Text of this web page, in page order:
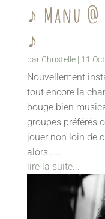
♪ Manu
♪
par Christelle| 11
Nouvellement
tout encore la
bouge bien
groupes préférés
jouer non loin de
alors…...
lire la suite...